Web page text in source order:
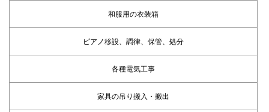
和服用の衣装箱
ピアノ移設、調律、保管、処分
各種電気工事
家具の吊り搬入・搬出